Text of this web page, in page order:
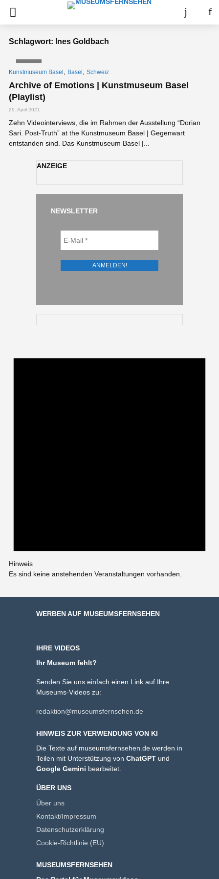
Schlagwort: Ines Goldbach
Kunstmuseum Basel Basel Schweiz
Archive of Emotions | Kunstmuseum Basel
(Playlist)
29. April 2021
Zehn Videointerviews, die im Rahmen der Ausstellung “Dorian
Sari. Post-Truth” at the Kunstmuseum Basel | Gegenwart
entstanden sind. Das Kunstmuseum Basel |...
ANZEIGE
NEWSLETTER
Hinweis
Es sind keine anstehenden Veranstaltungen vorhanden.
WERBEN AUF MUSEUMSFERNSEHEN
IHRE VIDEOS
Ihr Museum fehlt?
Senden Sie uns einfach einen Link auf Ihre
Museums-Videos zu:
redaktion@museumsfernsehen.de
HINWEIS ZUR VERWENDUNG VON KI
Die Texte auf museumsfernsehen.de werden in
Teilen mit Unterstützung von ChatGPT und
Google Gemini bearbeitet.
ÜBER UNS
Über uns
Kontakt/Impressum
Datenschutzerklärung
Cookie-Richtlinie (EU)
MUSEUMSFERNSEHEN